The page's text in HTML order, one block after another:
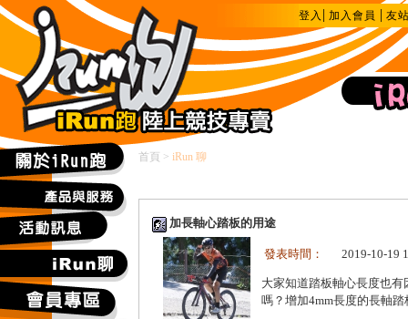
登入 | 加入會員 | 友
首頁 > iRun 聊
加長軸心踏板的用途
發表時間： 2019-10-19
大家知道踏板軸心長度也
嗎？增加4mm長度的長軸